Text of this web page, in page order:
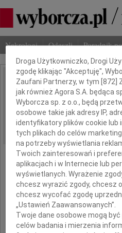
Nekrologi Odeszli Poradnik
IMIĘ I NAZWISKO:
REGION: Katowice
DATA EMISJI: 18.06.2026
"Jest na świecie taki
Dbamy o Twoją prywatność
Droga Użytkowniczko, Drogi
zgodę klikając "Akceptuję",
Zaufani Partnerzy, w tym [872
jak również Agora S.A. będąca
Wyborcza sp. z o.o., będą
osobowe takie jak adresy IP,
identyfikatory plików cookie lub
tych plikach do celów
na potrzeby wyświetlania
Twoich zainteresowań i
aplikacjach i w Internecie lub
wyświetlanych. Wyrażenie
chcesz wyrazić zgody, chcesz
chcesz wycofać zgodę
„Ustawień Zaawansowanych”.
Twoje dane osobowe mogą
celów badania i mierzenia